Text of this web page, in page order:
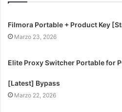
Filmora Portable + Product Key
Marzo 23, 2026
Elite Proxy Switcher Portable for
[Latest] Bypass
Marzo 22, 2026